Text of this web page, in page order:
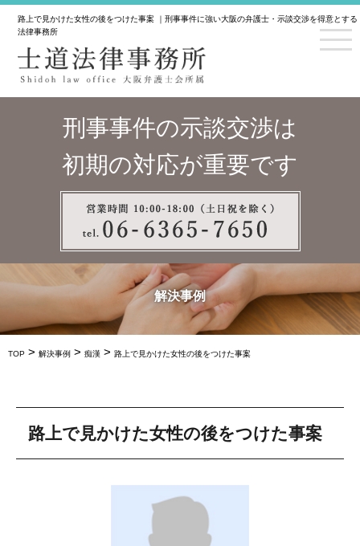
路上で見かけた女性の後をつけた事案 ｜刑事事件に強い大阪の弁護士・示談交渉を得意とする
法律事務所
刑事事件の示談交渉は
初期の対応が重要です
解決事例
TOP > 解決事例 > 痴漢 > 路上で見かけた女性の後をつけた事案
路上で見かけた女性の後をつけた事案